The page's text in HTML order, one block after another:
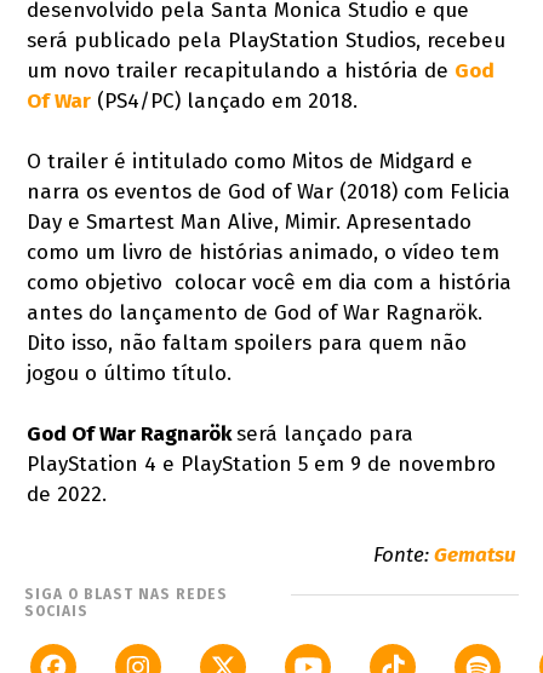
desenvolvido pela Santa Monica Studio e que
será publicado pela PlayStation Studios, recebeu
um novo trailer recapitulando a história de God
Of War (PS4/PC) lançado em 2018.
O trailer é intitulado como Mitos de Midgard e
narra os eventos de God of War (2018) com Felicia
Day e Smartest Man Alive, Mimir. Apresentado
como um livro de histórias animado, o vídeo tem
como objetivo colocar você em dia com a história
antes do lançamento de God of War Ragnarök.
Dito isso, não faltam spoilers para quem não
jogou o último título.
God Of War Ragnarökserá lançado para
PlayStation 4 e PlayStation 5 em 9 de novembro
de 2022.
Fonte:Gematsu
SIGA O BLAST NAS REDES
SOCIAIS